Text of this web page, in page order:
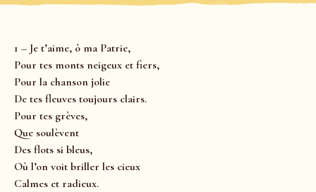
1 – Je t’aime, ô ma Patrie,
Pour tes monts neigeux et fiers,
Pour la chanson jolie
De tes fleuves toujours clairs.
Pour tes grèves,
Que soulèvent
Des flots si bleus,
Où l’on voit briller les cieux
Calmes et radieux.